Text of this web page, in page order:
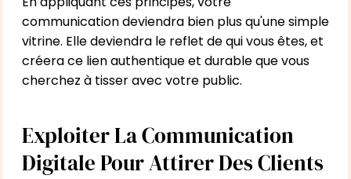
communication deviendra bien plus qu'une simple
vitrine. Elle deviendra le reflet de qui vous êtes, et
créera ce lien authentique et durable que vous
cherchez à tisser avec votre public.
Exploiter La Communication
Digitale Pour Attirer Des Clients